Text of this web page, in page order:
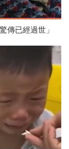
傳已經過世」